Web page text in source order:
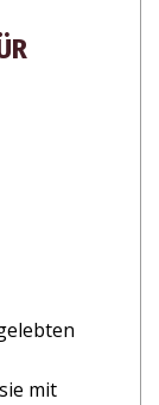
mit